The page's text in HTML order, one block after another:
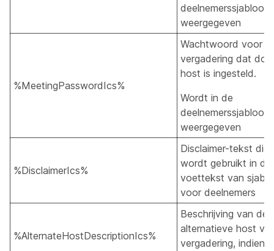
deelnemerssjabloon
weergegeven
%MeetingPasswordIcs%
Wachtwoord voor
vergadering dat
host is ingesteld.
Wordt in de
deelnemerssjabloon
weergegeven
%DisclaimerIcs%
Disclaimer-tekst die
wordt gebruikt in de
voettekst van
voor deelnemers
%AlternateHostDescriptionIcs%
Beschrijving van de
alternatieve host
vergadering, indien